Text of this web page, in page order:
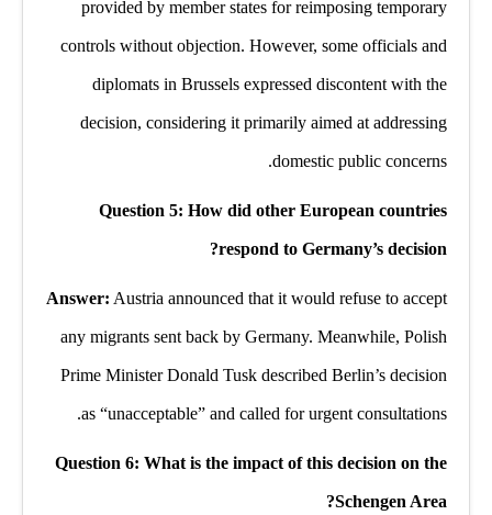
provided by member states for reimposing temporary
controls without objection. However, some officials and
diplomats in Brussels expressed discontent with the
decision, considering it primarily aimed at addressing
domestic public concerns.
Question 5: How did other European countries
respond to Germany’s decision?
Answer: Austria announced that it would refuse to accept
any migrants sent back by Germany. Meanwhile, Polish
Prime Minister Donald Tusk described Berlin’s decision
as “unacceptable” and called for urgent consultations.
Question 6: What is the impact of this decision on the
Schengen Area?